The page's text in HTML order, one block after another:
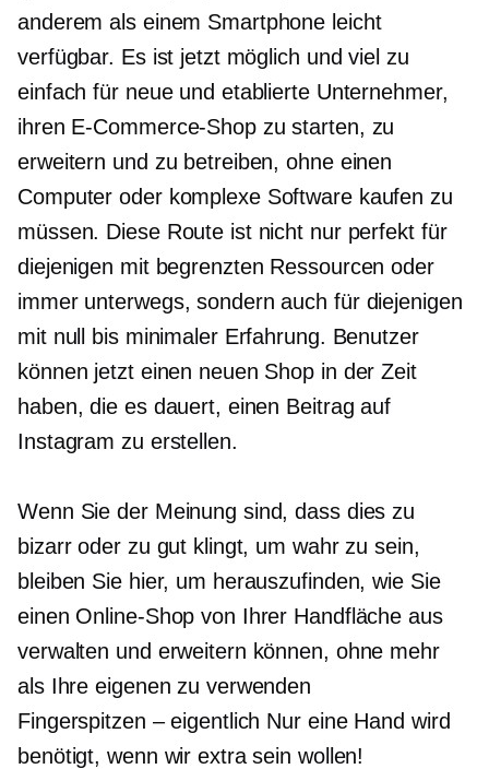
anderem als einem Smartphone leicht
verfügbar. Es ist jetzt möglich und viel zu
einfach für neue und etablierte Unternehmer,
ihren E-Commerce-Shop zu starten, zu
erweitern und zu betreiben, ohne einen
Computer oder komplexe Software kaufen zu
müssen. Diese Route ist nicht nur perfekt für
diejenigen mit begrenzten Ressourcen oder
immer unterwegs, sondern auch für diejenigen
mit null bis minimaler Erfahrung. Benutzer
können jetzt einen neuen Shop in der Zeit
haben, die es dauert, einen Beitrag auf
Instagram zu erstellen.
Wenn Sie der Meinung sind, dass dies zu
bizarr oder zu gut klingt, um wahr zu sein,
bleiben Sie hier, um herauszufinden, wie Sie
einen Online-Shop von Ihrer Handfläche aus
verwalten und erweitern können, ohne mehr
als Ihre eigenen zu verwenden
Fingerspitzen – eigentlich Nur eine Hand wird
benötigt, wenn wir extra sein wollen!